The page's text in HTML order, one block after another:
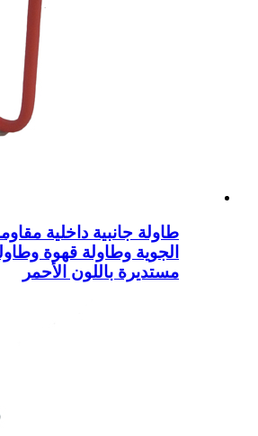
طاولة جانبية داخلية
الجوية وطاولة قهوة
مستديرة باللون الأحمر